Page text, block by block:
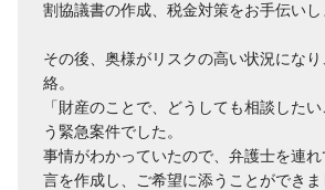
割協議書の作成、税金対策をお手伝いし
その後、奥様がリスクの高い状況にな
絡。
「財産のことで、どうしても相談した
う緊急案件でした。
事情がわかっていたので、弁護士を連
言を作成し、ご希望に添うことができま